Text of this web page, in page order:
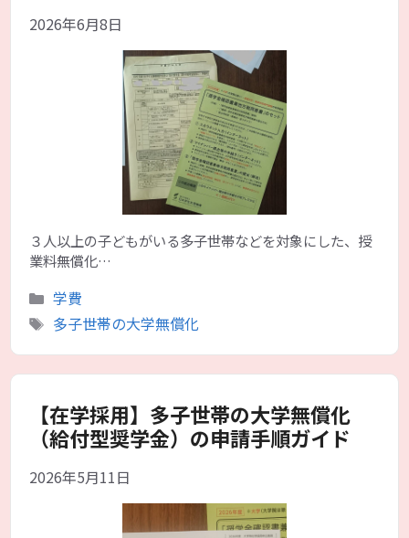
2026年6月8日
３人以上の子どもがいる多子世帯などを対象にした、授
業料無償化…
カ
テ
ゴ
リ
学費
タ
多子世帯の大学無償化
【在学採用】多子世帯の大学無償化
（給付型奨学金）の申請手順ガイド
2026年5月11日